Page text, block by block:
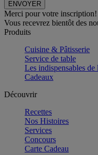
Merci pour votre inscription!
Vous recevrez bientôt des
Produits
Cuisine & Pâtisserie
Service de table
Les indispensables de
Cadeaux
Découvrir
Recettes
Nos Histoires
Services
Concours
Carte Cadeau